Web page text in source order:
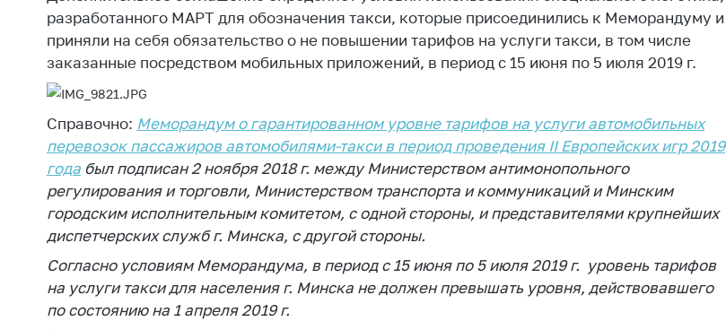
5 лет МАРТ
Деятельность
Ценовая политика
Антимонопольное
регулирование и
конкуренция
Торговля и услуги
Регулирование и
контроль закупок
Защита прав
потребителей
орган
Важное на сайте
Сообщить о росте
Ценообразование
на лекарственные
средства, изделия
медицинского
назначения и
медицинскую
технику
Решение Комиссии
по установлению
разработанного МАРТ для обозначения такси, которые присоединились к Меморандуму и
приняли на себя обязательство о не повышении тарифов на услуги такси, в том числе
заказанные посредством мобильных приложений, в период с 15 июня по 5 июля 2019 г.
Справочно: Меморандум о гарантированном уровне тарифов на услуги автомобильных
перевозок пассажиров автомобилями-такси в период проведения II Европейских игр 2019
года был подписан 2 ноября 2018 г. между Министерством антимонопольного
регулирования и торговли, Министерством транспорта и коммуникаций и Минским
городским исполнительным комитетом, с одной стороны, и представителями крупнейших
диспетчерских служб г. Минска, с другой стороны.
Согласно условиям Меморандума, в период с 15 июня по 5 июля 2019 г. уровень тарифов
на услуги такси для населения г. Минска не должен превышать уровня, действовавшего
по состоянию на 1 апреля 2019 г.